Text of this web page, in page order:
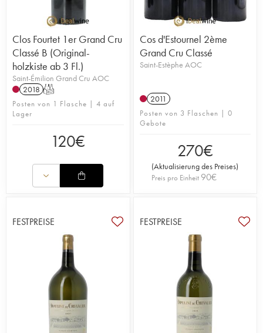
Clos Fourtet 1er Grand Cru
Classé B (Original-
holzkiste ab 3 Fl.)
Saint-Émilion Grand Cru AOC
2018 T
Posten von 1 Flasche | 4 auf
Lager
120€
Cos d'Estournel 2ème
Grand Cru Classé
Saint-Estèphe AOC
2011
Posten von 3 Flaschen | 0
Gebote
270€
(Aktualisierung des Preises)
Preis pro Einheit 90€
FESTPREISE FESTPREISE